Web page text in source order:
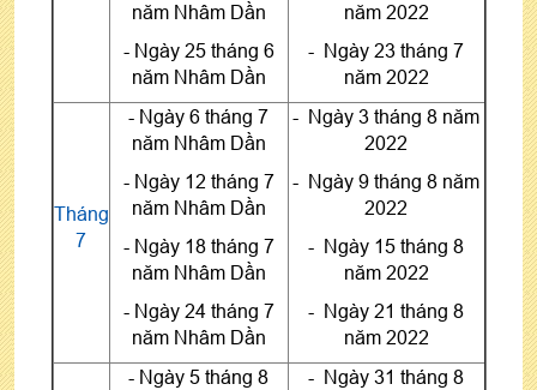
năm Nhâm Dần
- Ngày 25 tháng 6
năm Nhâm Dần
năm 2022
- Ngày 23 tháng 7
năm 2022
Tháng
7
- Ngày 6 tháng 7
năm Nhâm Dần
- Ngày 12 tháng 7
năm Nhâm Dần
- Ngày 18 tháng 7
năm Nhâm Dần
- Ngày 24 tháng 7
năm Nhâm Dần
- Ngày 3 tháng 8 năm
2022
- Ngày 9 tháng 8 năm
2022
- Ngày 15 tháng 8
năm 2022
- Ngày 21 tháng 8
năm 2022
- Ngày 5 tháng 8
- Ngày 31 tháng 8